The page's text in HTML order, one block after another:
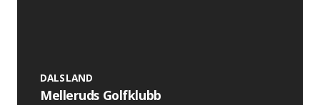
DALSLAND
Melleruds Golfklubb